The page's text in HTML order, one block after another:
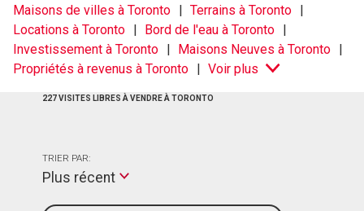
Maisons de villes à Toronto
Terrains à Toronto
Locations à Toronto
Bord de l'eau à Toronto
Investissement à Toronto
Maisons Neuves à Toronto
Propriétés à revenus à Toronto
Voir plus
227 VISITES LIBRES À VENDRE À TORONTO
TRIER PAR:
Plus récent